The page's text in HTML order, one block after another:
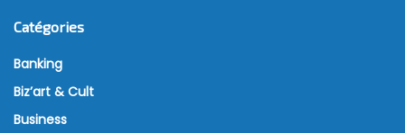
Catégories
Banking
Biz’art & Cult
Business